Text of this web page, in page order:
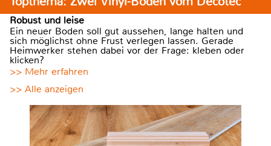
Robust und leise
Ein neuer Boden soll gut aussehen, lange halten und
sich möglichst ohne Frust verlegen lassen. Gerade
Heimwerker stehen dabei vor der Frage: kleben oder
klicken?
>> Mehr erfahren
>> Alle anzeigen